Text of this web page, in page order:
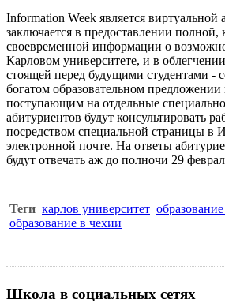
Information Week является виртуальной
заключается в предоставлении
своевременной информации о
Карловом университете, и в
стоящей перед будущими студентами -
богатом образовательном предложении
поступающим на отдельные
абитуриентов будут консультировать
посредством специальной страницы в
электронной почте. На ответы
будут отвечать аж до полночи 29
Теги карлов университет
образование в чехии
Школа в социальных сетях